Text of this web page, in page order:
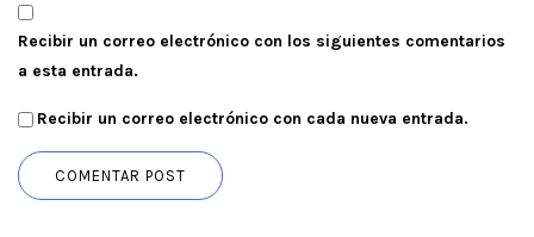
Recibir un correo electrónico con los siguientes comentarios
a esta entrada.
Recibir un correo electrónico con cada nueva entrada.